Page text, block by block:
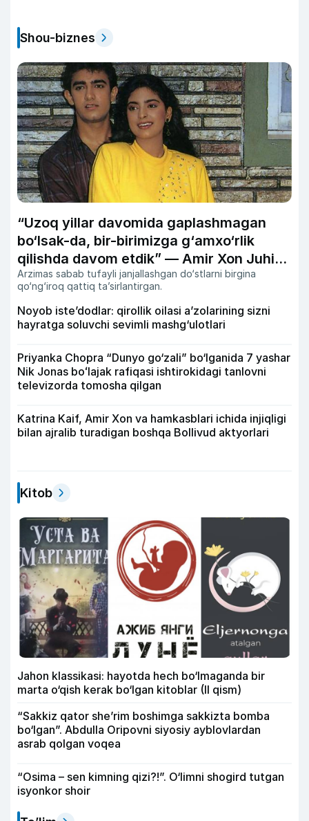
Shou-biznes
“Uzoq yillar davomida gaplashmagan
bo‘lsak-da, bir-birimizga g‘amxo‘rlik
qilishda davom etdik” — Amir Xon Juhi
Chavla bilan do‘stligi haqida
Arzimas sabab tufayli janjallashgan do‘stlarni birgina
qo‘ng‘iroq qattiq ta’sirlantirgan.
Noyob iste’dodlar: qirollik oilasi a’zolarining sizni
hayratga soluvchi sevimli mashg‘ulotlari
Priyanka Chopra “Dunyo go‘zali” bo‘lganida 7 yashar
Nik Jonas boʻlajak rafiqasi ishtirokidagi tanlovni
televizorda tomosha qilgan
Katrina Kaif, Amir Xon va hamkasblari ichida injiqligi
bilan ajralib turadigan boshqa Bollivud aktyorlari
Kitob
Jahon klassikasi: hayotda hech bo‘lmaganda bir
marta o‘qish kerak bo‘lgan kitoblar (II qism)
“Sakkiz qator she’rim boshimga sakkizta bomba
bo‘lgan”. Abdulla Oripovni siyosiy ayblovlardan
asrab qolgan voqea
“Osima – sen kimning qizi?!”. O‘limni shogird tutgan
isyonkor shoir